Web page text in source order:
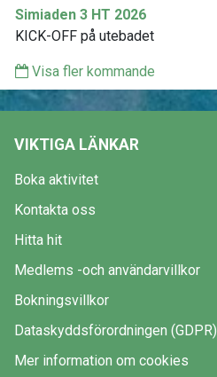
Simiaden 3 HT 2026
KICK-OFF på utebadet
Visa fler kommande
VIKTIGA LÄNKAR
Boka aktivitet
Kontakta oss
Hitta hit
Medlems -och användarvillkor
Bokningsvillkor
Dataskyddsförordningen (GDPR)
Mer information om cookies